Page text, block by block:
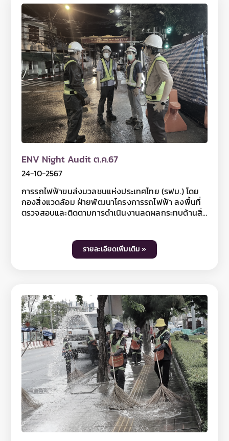
ถนนสุขสวัสดิ์ จนถึงบริเวณครุใน พร้อมกันนี้ รฟม. ได้
เน้นย้ำให้โครงการฯ เฝ้าระวังพื้นที่เสี่ยงต่างๆ ที่อาจเกิด
น้ำท่วมขังได้ง่ายในช่วงที่มีฝนตกหนัก ควบคู่กับการจัด
เตรียมเจ้าหน้าที่ และเครื่องสูบน้ำให้พร้อมใช้งานอยู่เสมอ
เพื่อช่วยเหลือและอำนวยความสะดวกให้แก่ประชาชน ตาม
นโยบายด้านความรับผิดชอบต่อสังคมในการให้ความ
สำคัญแก่ประชาชน และชุมชนตามแนวสายทางโครงการ
รถไฟฟ้า ซึ่งอาจได้รับผลกระทบจากการดำเนินงาน
ก่อสร้างโครงการฯ โดยท่านที่สนใจสามารถติดตามข้อมูล
โครงการฯ ได้ที่เว็บไซต์ www.mrta-
purplelinesouth.com Facebook โครงการรถไฟฟ้า
สายสีม่วง ช่วงเตาปูน - ราษฎร์บูรณะ และ Line
@mrtpurpleline หรือติดตามข้อมูลข่าวสาร รฟม. เพิ่ม
เติมได้ที่เว็บไซต์ รฟม. www.mrta.co.th และเฟซบุ๊กแฟน
เพจการรถไฟฟ้าขนส่งมวลชนแห่งประเทศไทย หรือ Call
Center รฟม. โทรศัพท์ 0 2716 4044
ENV Night Audit ต.ค.67
24-10-2567
การรถไฟฟ้าขนส่งมวลชนแห่งประเทศไทย (รฟม.) โดย
กองสิ่งแวดล้อม ฝ่ายพัฒนาโครงการรถไฟฟ้า ลงพื้นที่
ตรวจสอบและติดตามการดำเนินงานลดผลกระทบด้านสิ่ง
ราษฎร์บูรณะ (วงแหวนกาญจนาภิเษก) ตลอดแนวเส้น
ทางโครงการฯ โดยเริ่มตั้งแต่บริเวณจุดก่อสร้าง Cut &
พระเจ้าตากสิน ถนนสุขสวัสดิ์ และสิ้นสุดที่พื้นที่ก่อสร้าง
โรงจอดรถไฟฟ้า บริเวณด้านข้างด่านเก็บค่าผ่านทาง
พิเศษบางครุ 3 ของทางพิเศษกาญจนาภิเษก (บางพลี -
สุขสวัสดิ์) สำหรับการลงพื้นที่ครั้งนี้ รฟม. ได้ตรวจสอบ
การปฏิบัติตามมาตรการป้องกันและแก้ไขผลกระทบด้าน
สิ่งแวดล้อมในช่วงเวลากลางคืนตามที่กำหนดไว้ใน
รายงาน EIA เช่น การติดตั้งรั้วทึบสูง 2 เมตร ตามแนว
พื้นที่ก่อสร้าง การปิดคลุมกองวัสดุก่อสร้างที่ก่อให้เกิด
ฝุ่นละอองในระหว่างรอการใช้งานหรือรอการขนย้าย การ
ทำความสะอาดแนวแบริเออร์และถนนสาธารณะ การจัดทำ
ทางเดินเท้าชั่วคราวทดแทนทางเดินเท้าเดิม รวมถึงตรวจ
สอบการติดตั้งไฟฟ้าส่องสว่าง การติดป้ายสัญญาณ
จราจรและไฟกระพริบตลอดแนวก่อสร้างโครงการฯ
รายละเอียดเพิ่มเติม »